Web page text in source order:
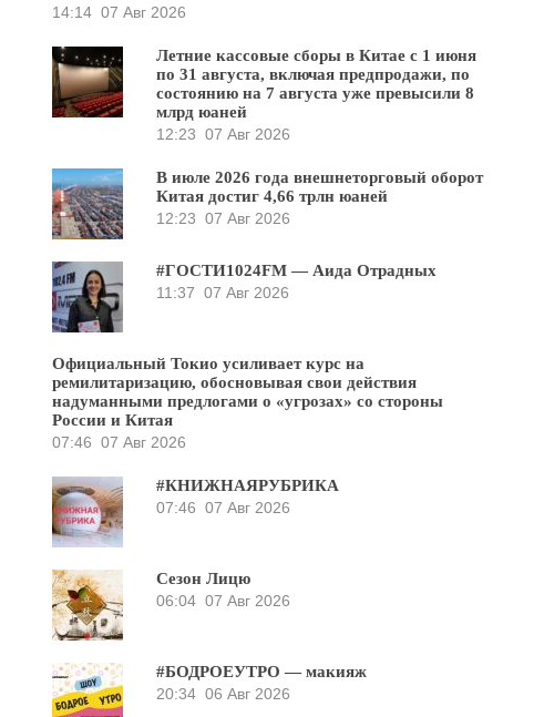
14:14 07 Авг 2026
Летние кассовые сборы в Китае с 1 июня
по 31 августа, включая предпродажи, по
состоянию на 7 августа уже превысили 8
млрд юаней
12:23 07 Авг 2026
В июле 2026 года внешнеторговый оборот
Китая достиг 4,66 трлн юаней
12:23 07 Авг 2026
#ГОСТИ1024FM — Аида Отрадных
11:37 07 Авг 2026
Официальный Токио усиливает курс на
ремилитаризацию, обосновывая свои действия
надуманными предлогами о «угрозах» со стороны
России и Китая
07:46 07 Авг 2026
#КНИЖНАЯРУБРИКА
07:46 07 Авг 2026
Сезон Лицю
06:04 07 Авг 2026
#БОДРОЕУТРО — макияж
20:34 06 Авг 2026